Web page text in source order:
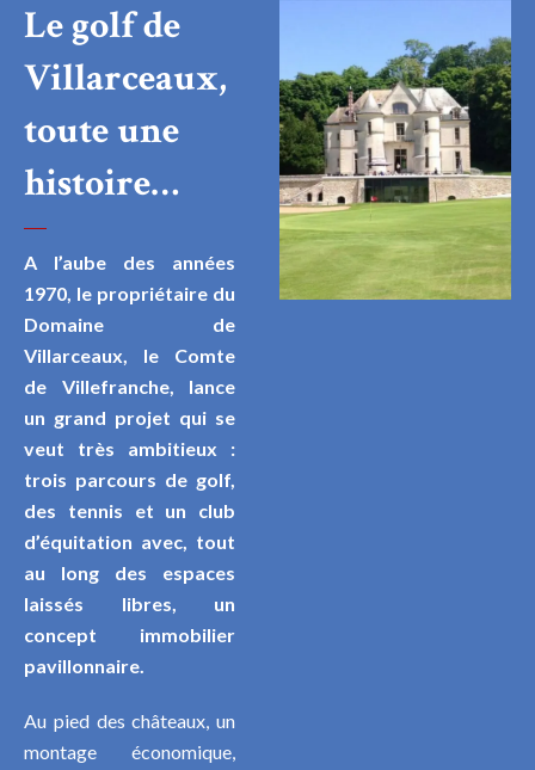
Le golf de
Villarceaux,
toute une
histoire…
A l’aube des années
1970, le propriétaire du
Domaine de
Villarceaux, le Comte
de Villefranche, lance
un grand projet qui se
veut très ambitieux :
trois parcours de golf,
des tennis et un club
d’équitation avec, tout
au long des espaces
laissés libres, un
concept immobilier
pavillonnaire.
Au pied des châteaux, un
montage économique,